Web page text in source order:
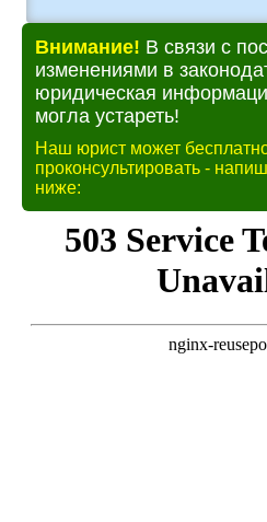
Внимание! В связи с
изменениями в
юридическая
могла устареть!
Наш юрист может
проконсультировать -
ниже: